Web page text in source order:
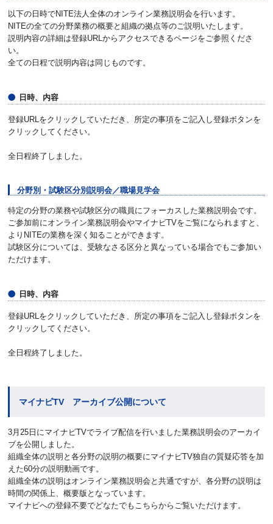
以下の日時でNITE法人全体のオンライン業務説明会を行います。
NITEの全ての分野業務の概要と組織の拠点等のご説明いたします。
説明内容の詳細は登録URLからアクセスできるページをご参照くださ
い。
全ての日程で説明内容は同じものです。
日時、内容
登録URLをクリックしていただき、所定の事項をご記入し登録ボタンを
クリックしてください。
全日程終了しました。
分野別・試験区分別説明会／職場見学会
特定の分野の業務や試験区分の職員にフォーカスした業務説明会です。
ご参加前にオンライン業務説明会やマイナビTVをご覧になられますと、
よりNITEの業務を深く知ることができます。
試験区分については、受験なさる区分と異なっている場合でもご参加い
ただけます。
日時、内容
登録URLをクリックしていただき、所定の事項をご記入し登録ボタンを
クリックしてください。
全日程終了しました。
マイナビTV アーカイブ公開について
3月25日にマイナビTVでライブ配信を行いました業務説明会のアーカイ
ブを公開しました。
組織全体の説明と各分野の説明の概要にマイナビTV独自の質疑応答を加
えた60分の説明動画です。
組織全体の説明はオンライン業務説明会と共通ですが、各分野の説明は
時間の関係上、概要版となっています。
マイナビへの登録不要でどなたでもこちらからご覧いただけます。